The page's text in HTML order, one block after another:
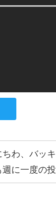
わ、バッキ
に一度の